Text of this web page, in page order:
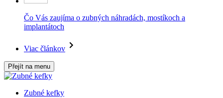
Čo Vás zaujíma o zubných náhradách, mostíkoch a
implantátoch
Viac článkov
Přejít na menu
Zubné kefky